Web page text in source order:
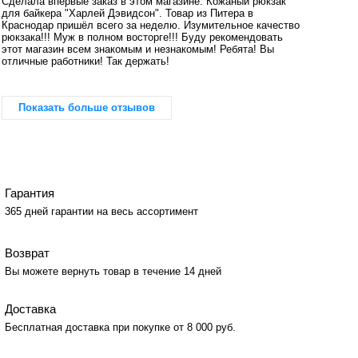
для байкера "Харлей Дэвидсон". Товар из Питера в
Краснодар пришёл всего за неделю. Изумительное качество
рюкзака!!! Муж в полном восторге!!! Буду рекомендовать
этот магазин всем знакомым и незнакомым! Ребята! Вы
отличные работники! Так держать!
Показать больше отзывов
Гарантия
365 дней гарантии на весь ассортимент
Возврат
Вы можете вернуть товар в течение 14 дней
Доставка
Бесплатная доставка при покупке от 8 000 руб.